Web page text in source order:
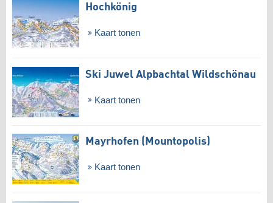
Hochkönig
Kaart tonen
Ski Juwel Alpbachtal Wildschönau
Kaart tonen
Mayrhofen (Mountopolis)
Kaart tonen